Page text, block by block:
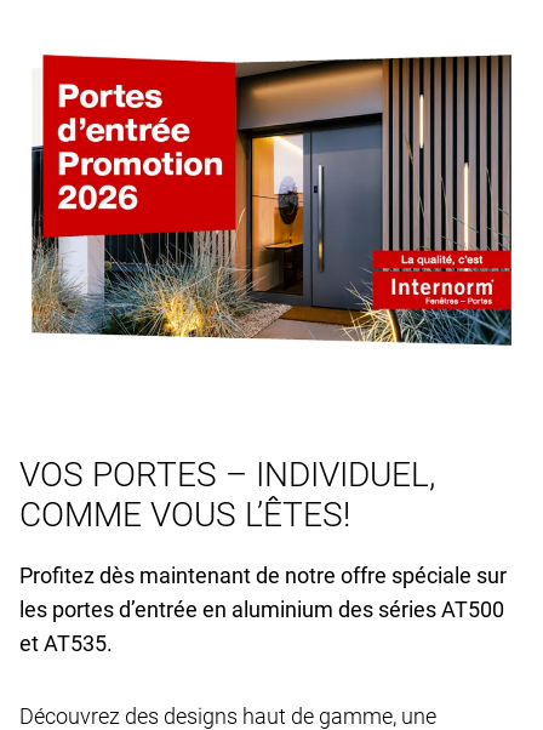
VOS PORTES – INDIVIDUEL,
COMME VOUS L’ÊTES!
Profitez dès maintenant de notre offre spéciale sur
les portes d’entrée en aluminium des séries AT500
et AT535.
Découvrez des designs haut de gamme, une